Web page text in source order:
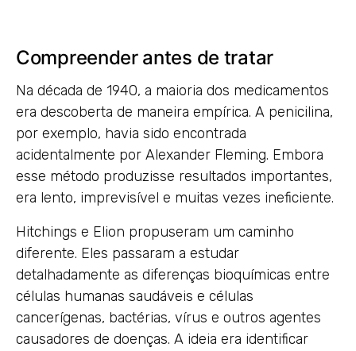
Compreender antes de tratar
Na década de 1940, a maioria dos medicamentos
era descoberta de maneira empírica. A penicilina,
por exemplo, havia sido encontrada
acidentalmente por Alexander Fleming. Embora
esse método produzisse resultados importantes,
era lento, imprevisível e muitas vezes ineficiente.
Hitchings e Elion propuseram um caminho
diferente. Eles passaram a estudar
detalhadamente as diferenças bioquímicas entre
células humanas saudáveis e células
cancerígenas, bactérias, vírus e outros agentes
causadores de doenças. A ideia era identificar